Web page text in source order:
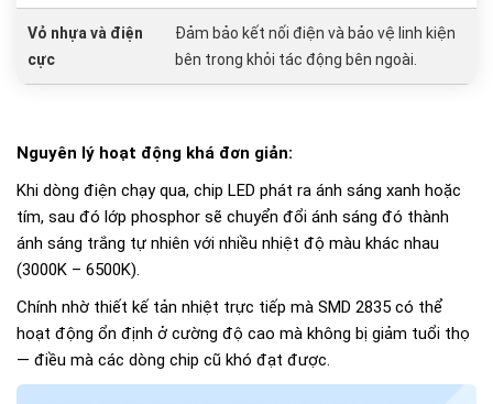
Vỏ nhựa và điện
cực
Đảm bảo kết nối điện và bảo vệ linh kiện
bên trong khỏi tác động bên ngoài.
Nguyên lý hoạt động khá đơn giản:
Khi dòng điện chạy qua, chip LED phát ra ánh sáng xanh hoặc
tím, sau đó lớp phosphor sẽ chuyển đổi ánh sáng đó thành
ánh sáng trắng tự nhiên với nhiều nhiệt độ màu khác nhau
(3000K – 6500K).
Chính nhờ thiết kế tản nhiệt trực tiếp mà SMD 2835 có thể
hoạt động ổn định ở cường độ cao mà không bị giảm tuổi thọ
— điều mà các dòng chip cũ khó đạt được.